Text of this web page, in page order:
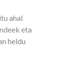
ahal
eta
heldu